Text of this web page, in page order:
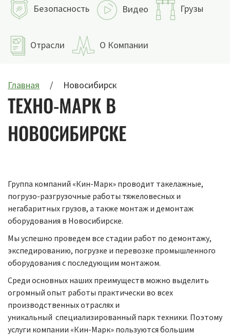
Безопасность Видео Грузы
Отрасли О Компании
Главная Новосибирск
ТЕХНО-МАРК В
НОВОСИБИРСКЕ
Группа компаний «Кин-Марк» проводит такелажные,
погрузо-разгрузочные работы тяжеловесных и
негабаритных грузов, а также монтаж и демонтаж
оборудования в Новосибирске.
Мы успешно проведем все стадии работ по демонтажу,
экспедированию, погрузке и перевозке промышленного
оборудования с последующим монтажом.
Среди основных наших преимуществ можно выделить
огромный опыт работы практически во всех
производственных отраслях и
уникальный специализированный парк техники. Поэтому
услуги компании «Кин-Марк» пользуются большим